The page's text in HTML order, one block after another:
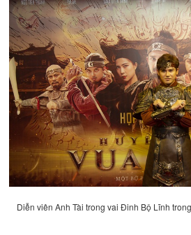
Diễn viên Anh Tài trong vai Đinh Bộ Lĩnh